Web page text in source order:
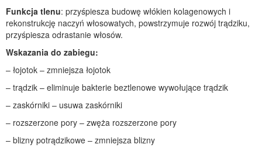
Funkcja tlenu: przyśpiesza budowę włókien kolagenowych i
rekonstrukcję naczyń włosowatych, powstrzymuje rozwój trądziku,
przyśpiesza odrastanie włosów.
Wskazania do zabiegu:
– łojotok – zmniejsza łojotok
– trądzik – eliminuje bakterie beztlenowe wywołujące trądzik
– zaskórniki – usuwa zaskórniki
– rozszerzone pory – zwęża rozszerzone pory
– blizny potrądzikowe – zmniejsza blizny